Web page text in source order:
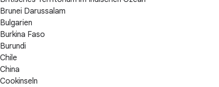
Brunei Darussalam
Bulgarien
Burkina Faso
Burundi
Chile
China
Cookinseln